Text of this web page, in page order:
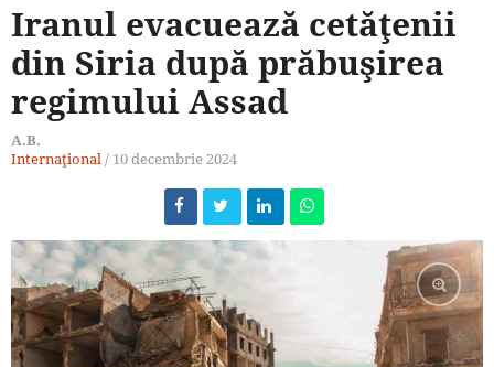
Iranul evacuează cetăţenii
din Siria după prăbuşirea
regimului Assad
A.B.
Internaţional/ 10 decembrie 2024